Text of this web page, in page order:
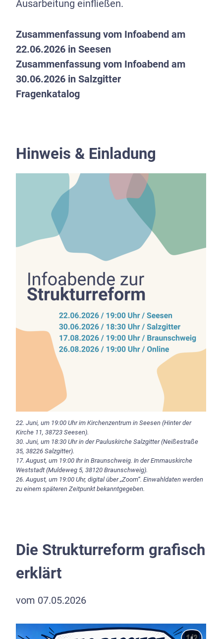
Ausarbeitung einfließen.
Zusammenfassung vom Infoabend am
22.06.2026 in Seesen
Zusammenfassung vom Infoabend am
30.06.2026 in Salzgitter
Fragenkatalog
Hinweis & Einladung
22. Juni, um 19:00 Uhr im Kirchenzentrum in Seesen (Hinter der
Kirche 11, 38723 Seesen).
30. Juni, um 18:30 Uhr in der Pauluskirche Salzgitter (Neißestraße
35, 38226 Salzgitter).
17. August, um 19:00 Ihr in Braunschweig. In der Emmauskirche
Weststadt (Muldeweg 5, 38120 Braunschweig).
26. August, um 19:00 Uhr, digital über „Zoom“. Einwahldaten werden
zu einem späteren Zeitpunkt bekanntgegeben.
Die Strukturreform grafisch
erklärt
vom 07.05.2026